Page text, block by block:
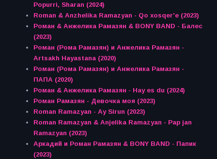
Popurri, Sharan (2024)
Roman & Anzhelika Ramazyan - Qo xosqer'e (2023)
Роман & Анжелика Рамазян & BONY BAND - Балес
(2023)
Роман (Рома Рамазян) и Анжелика Рамазян -
Artsakh Hayastana (2020)
Роман (Рома Рамазян) и Анжелика Рамазян -
ПАПА (2020)
Роман & Анжелика Рамазян - Hay es du (2024)
Роман Рамазян - Девочка моя (2023)
Roman Ramazyan - Ay Sirun (2023)
Roman Ramazyan & Anjelika Ramazyan - Pap jan
Ramazyan (2023)
Аркадий и Роман Рамазян & BONY BAND - Папик
(2023)